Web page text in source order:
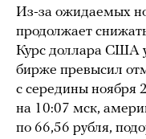
Из-за ожидаемых
продолжает
Курс доллара США
бирже превысил
с середины ноября
на 10:07 мск,
по 66,56 рубля,